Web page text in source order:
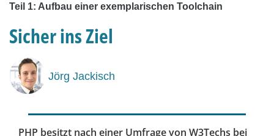
Teil 1: Aufbau einer exemplarischen Toolchain
Sicher ins Ziel
Jörg Jackisch
PHP besitzt nach einer Umfrage von W3Techs bei